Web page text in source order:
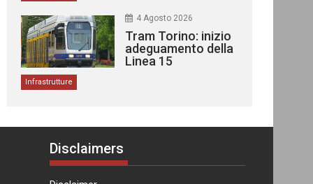
4 Agosto 2026
Tram Torino: inizio
adeguamento della
Linea 15
Infrastrutture
Disclaimers